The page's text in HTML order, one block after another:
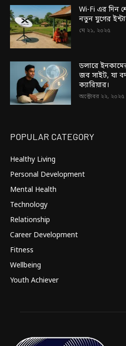
Wi-Fi এর দিন
নতুন যুগের
মে ২১, ২০২৫
ডলারে
জব সাইট, যা
ক্যারিয়ার।
অক্টোবর ২২, ২০২৫
POPULAR CATEGORY
Healthy Living
Personal Development
Mental Health
Technology
Relationship
Career Development
Fitness
Wellbeing
Youth Achiever